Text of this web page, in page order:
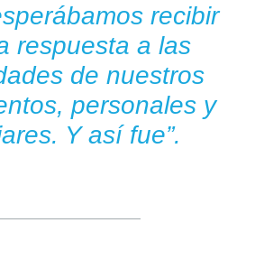
recibir
respuesta a las
de nuestros
personales y
Y así fue”.